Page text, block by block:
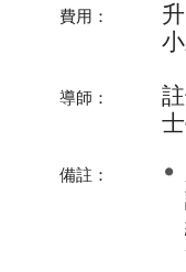
費用：
導師：
備註：